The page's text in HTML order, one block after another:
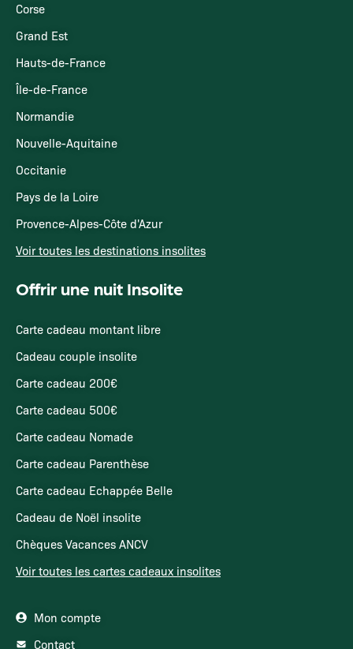
Corse
Grand Est
Hauts-de-France
Île-de-France
Normandie
Nouvelle-Aquitaine
Occitanie
Pays de la Loire
Provence-Alpes-Côte d'Azur
Voir toutes les destinations insolites
Offrir une nuit Insolite
Carte cadeau montant libre
Cadeau couple insolite
Carte cadeau 200€
Carte cadeau 500€
Carte cadeau Nomade
Carte cadeau Parenthèse
Carte cadeau Echappée Belle
Cadeau de Noël insolite
Chèques Vacances ANCV
Voir toutes les cartes cadeaux insolites
Mon compte
Contact